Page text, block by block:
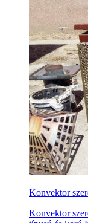
Konvektor
Konvektor